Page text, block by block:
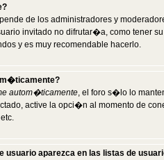
de los administradores y
invitado no difrutar�a, como tener
y es muy recomendable hacerlo.
autom�ticamente, el foro s�lo lo
active la opci�n al momento de
aparezca en las listas de